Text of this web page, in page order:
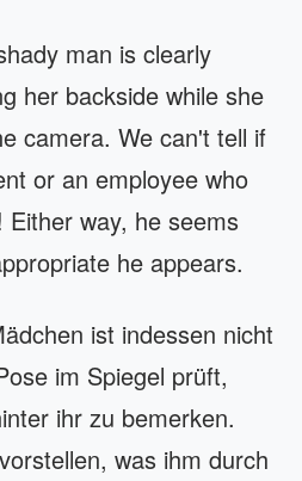
man is clearly
her backside while she
camera. We can't tell if
or an employee who
way, he seems
he appears.
ist indessen nicht
im Spiegel prüft,
ihr zu bemerken.
was ihm durch